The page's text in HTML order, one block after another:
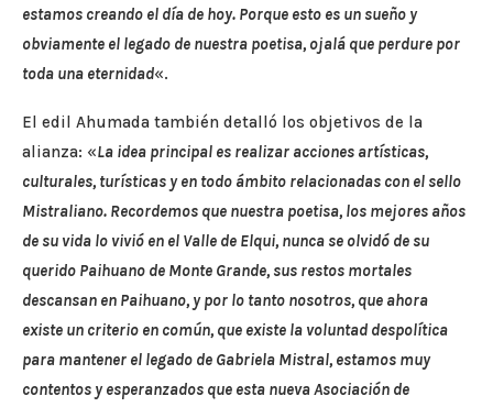
estamos creando el día de hoy. Porque esto es un sueño y
obviamente el legado de nuestra poetisa, ojalá que perdure por
toda una eternidad«.
El edil Ahumada también detalló los objetivos de la
alianza: «La idea principal es realizar acciones artísticas,
culturales, turísticas y en todo ámbito relacionadas con el sello
Mistraliano. Recordemos que nuestra poetisa, los mejores años
de su vida lo vivió en el Valle de Elqui, nunca se olvidó de su
querido Paihuano de Monte Grande, sus restos mortales
descansan en Paihuano, y por lo tanto nosotros, que ahora
existe un criterio en común, que existe la voluntad despolítica
para mantener el legado de Gabriela Mistral, estamos muy
contentos y esperanzados que esta nueva Asociación de